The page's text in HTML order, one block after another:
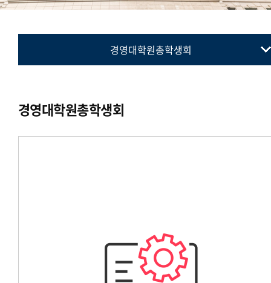
경영대학원총학생회
국제지역대학원총학생회
교육대학원총학생회
경영대학원총학생회